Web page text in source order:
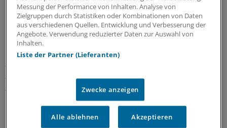
in der der GBA über die Aufnahme neuer Erkrankungen
in die ASV berät, "zeitnah erneut zur Diskussion" gestellt.
Im Dezember 2015 beschloss der GBA,
den Weg in die ASV finden können.Dies könne
beispielsweise für Internisten gelten, die an der
Onkologievereinbarung teilnehmen.
Messung der Performance von Inhalten. Analyse von
Zielgruppen durch Statistiken oder Kombinationen von Daten
aus verschiedenen Quellen. Entwicklung und Verbesserung der
Angebote. Verwendung reduzierter Daten zur Auswahl von
Inhalten.
Liste der Partner (Lieferanten)
Zwecke anzeigen
Alle ablehnen Akzeptieren